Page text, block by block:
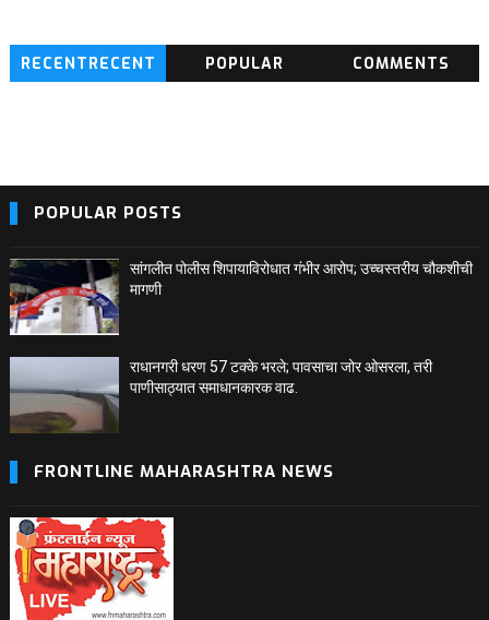
RECENTRECENT
POPULAR COMMENTS
POPULAR POSTS
सांगलीत पोलीस शिपायाविरोधात गंभीर आरोप; उच्चस्तरीय चौकशीची
मागणी
राधानगरी धरण 57 टक्के भरले; पावसाचा जोर ओसरला, तरी
पाणीसाठ्यात समाधानकारक वाढ.
FRONTLINE MAHARASHTRA NEWS